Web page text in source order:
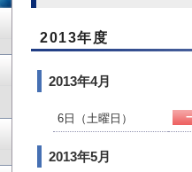
2013年度
2013年4月
6日（土曜日）
2013年5月